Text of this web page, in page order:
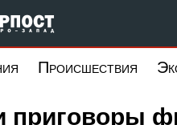
Форпост Северо-Запад
Происшествия
приговоры